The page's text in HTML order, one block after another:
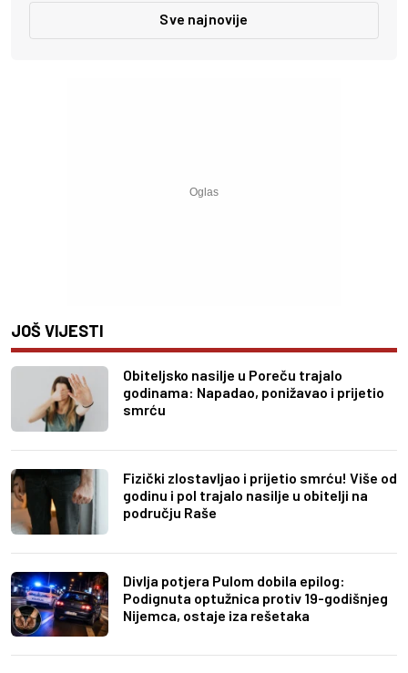
Sve najnovije
JOŠ VIJESTI
Obiteljsko nasilje u Poreču trajalo
godinama: Napadao, ponižavao i prijetio
smrću
Fizički zlostavljao i prijetio smrću! Više od
godinu i pol trajalo nasilje u obitelji na
području Raše
Divlja potjera Pulom dobila epilog:
Podignuta optužnica protiv 19-godišnjeg
Nijemca, ostaje iza rešetaka